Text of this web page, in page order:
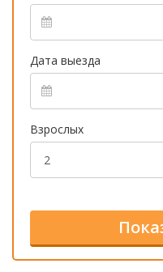
Дата выезда
Взрослых